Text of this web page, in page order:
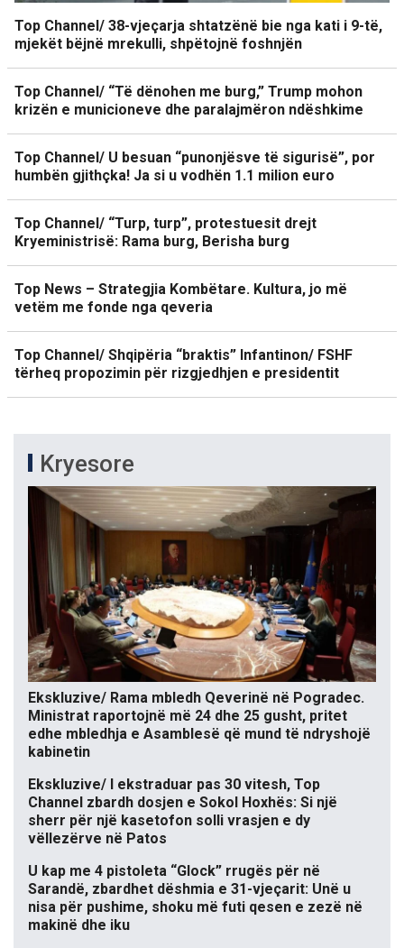
Top Channel/ 38-vjeçarja shtatzënë bie nga kati i 9-të,
mjekët bëjnë mrekulli, shpëtojnë foshnjën
Top Channel/ “Të dënohen me burg,” Trump mohon
krizën e municioneve dhe paralajmëron ndëshkime
Top Channel/ U besuan “punonjësve të sigurisë”, por
humbën gjithçka! Ja si u vodhën 1.1 milion euro
Top Channel/ “Turp, turp”, protestuesit drejt
Kryeministrisë: Rama burg, Berisha burg
Top News – Strategjia Kombëtare. Kultura, jo më
vetëm me fonde nga qeveria
Top Channel/ Shqipëria “braktis” Infantinon/ FSHF
tërheq propozimin për rizgjedhjen e presidentit
Kryesore
Ekskluzive/ Rama mbledh Qeverinë në Pogradec.
Ministrat raportojnë më 24 dhe 25 gusht, pritet
edhe mbledhja e Asamblesë që mund të ndryshojë
kabinetin
Ekskluzive/ I ekstraduar pas 30 vitesh, Top
Channel zbardh dosjen e Sokol Hoxhës: Si një
sherr për një kasetofon solli vrasjen e dy
vëllezërve në Patos
U kap me 4 pistoleta “Glock” rrugës për në
Sarandë, zbardhet dëshmia e 31-vjeçarit: Unë u
nisa për pushime, shoku më futi qesen e zezë në
makinë dhe iku